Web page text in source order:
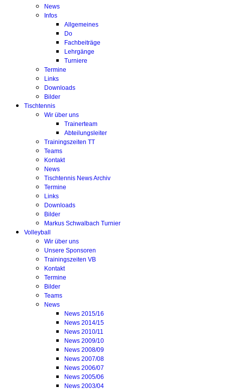
News
Infos
Allgemeines
Do
Fachbeiträge
Lehrgänge
Turniere
Termine
Links
Downloads
Bilder
Tischtennis
Wir über uns
Trainerteam
Abteilungsleiter
Trainingszeiten TT
Teams
Kontakt
News
Tischtennis News Archiv
Termine
Links
Downloads
Bilder
Markus Schwalbach Turnier
Volleyball
Wir über uns
Unsere Sponsoren
Trainingszeiten VB
Kontakt
Termine
Bilder
Teams
News
News 2015/16
News 2014/15
News 2010/11
News 2009/10
News 2008/09
News 2007/08
News 2006/07
News 2005/06
News 2003/04